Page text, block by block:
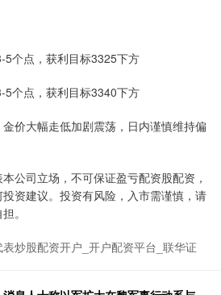
个点，获利目标3325下方
个点，获利目标3340下方
价大幅走低加剧震荡，日内谨慎维持偏
公司立场，不可保证盈亏配资股配资，
资建议。投资有风险，入市需谨慎，请
。
炒股配资开户_开户配资平台_联华证